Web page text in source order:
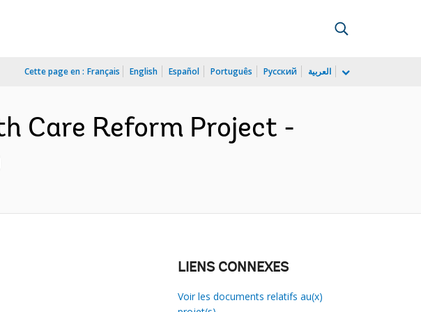
Cette page en : Français English Español Português Русский العربية
Care Reform Project -
LIENS CONNEXES
Voir les documents relatifs au(x)